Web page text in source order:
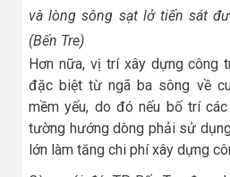
và lòng sông sạt lở tiến sát
(Bến Tre)
Hơn nữa, vị trí xây dựng công
đặc biệt từ ngã ba sông về
mềm yếu, do đó nếu bố trí
tường hướng dòng phải sử
lớn làm tăng chi phí xây dựng